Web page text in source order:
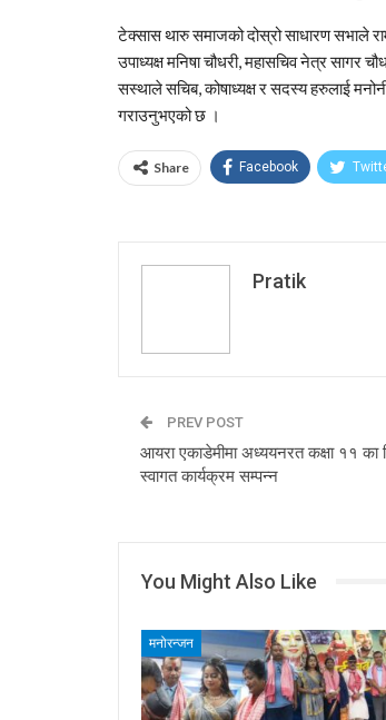
टेक्सास थारु समाजको दोस्रो साधारण सभाले
उपाध्यक्ष मनिषा चौधरी, महासचिव नेत्र सागर
सस्थाले सचिब, कोषाध्यक्ष र सदस्य हरुलाई
गराउनुभएको छ ।
Share Facebook
Pratik
PREV POST
आयरा एकाडेमीमा अध्ययनरत कक्षा ११ का
स्वागत कार्यक्रम सम्पन्न
You Might Also Like
मनोरन्जन